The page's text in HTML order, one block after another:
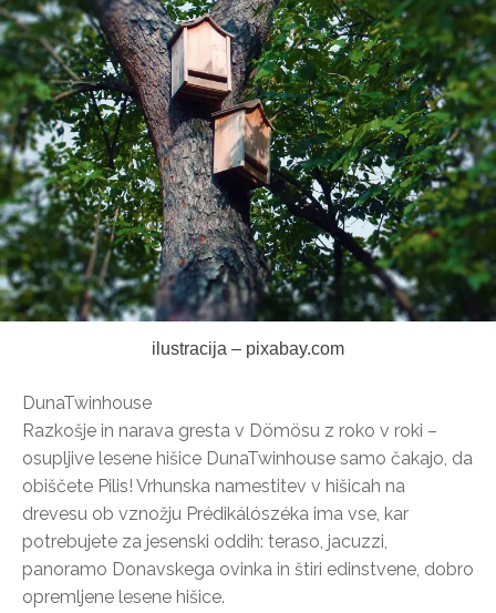
ilustracija – pixabay.com
DunaTwinhouse
Razkošje in narava gresta v Dömösu z roko v roki –
osupljive lesene hišice DunaTwinhouse samo čakajo, da
obiščete Pilis! Vrhunska namestitev v hišicah na
drevesu ob vznožju Prédikálószéka ima vse, kar
potrebujete za jesenski oddih: teraso, jacuzzi,
panoramo Donavskega ovinka in štiri edinstvene, dobro
opremljene lesene hišice.